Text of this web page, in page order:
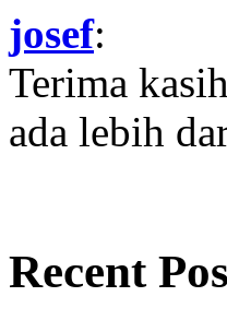
josef:
Terima
ada lebih
Recent